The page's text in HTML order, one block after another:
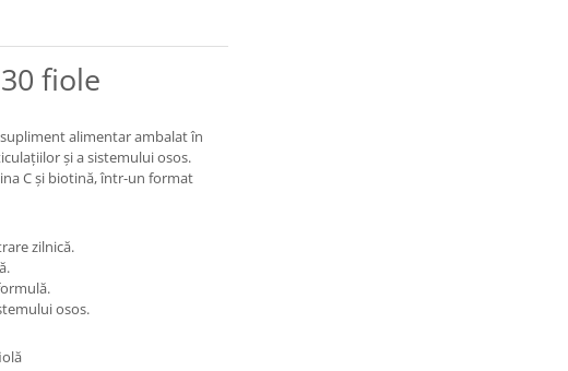
fiole
supliment alimentar ambalat în
și a sistemului osos.
C și biotină, într-un format
zilnică.
osos.